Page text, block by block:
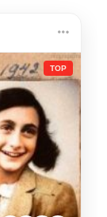
TOP